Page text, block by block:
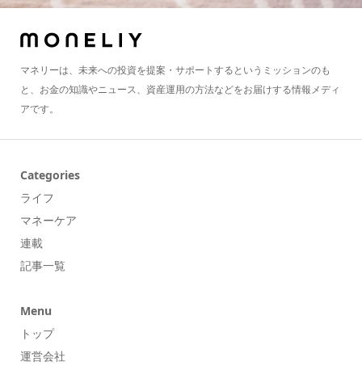
マネリーは、未来への投資を提案・サポートするというミッションのも
と、お金の知識やニュース、資産運用の方法などをお届けする情報メディ
アです。
Categories
ライフ
マネーケア
連載
記事一覧
Menu
トップ
運営会社